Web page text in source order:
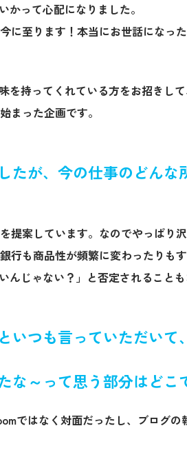
って心配になりました。
に至ります！本当にお世話になっ
を持ってくれている方をお招きし
まった企画です。
たが、今の仕事のどんな
提案しています。なのでやっぱり
行も商品性が頻繁に変わったりも
んじゃない？」と否定されること
いつも言っていただいて
な～って思う部分はどこ
ではなく対面だったし、ブログの